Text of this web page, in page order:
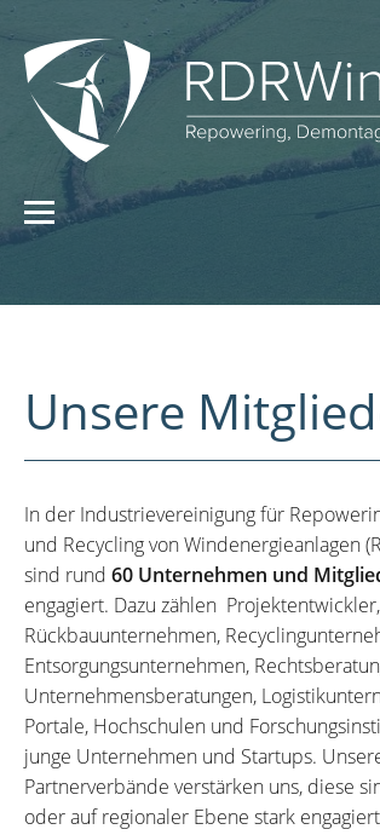
Unsere
In der Industrievereinigung für
und Recycling von Windenergieanlagen
sind rund 60 Unternehmen und
engagiert. Dazu zählen
Rückbauunternehmen,
Entsorgungsunternehmen,
Unternehmensberatungen,
Portale, Hochschulen und
junge Unternehmen und Startups.
Partnerverbände verstärken uns, diese
oder auf regionaler Ebene stark